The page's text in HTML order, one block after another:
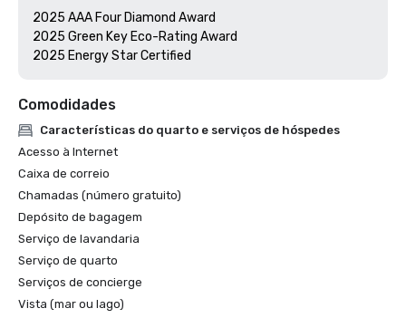
2025 AAA Four Diamond Award
2025 Green Key Eco-Rating Award
Comodidades
Características do quarto e serviços de hóspedes
Acesso à Internet
Caixa de correio
Chamadas (número gratuito)
Depósito de bagagem
Serviço de lavandaria
Serviço de quarto
Serviços de concierge
Vista (mar ou lago)